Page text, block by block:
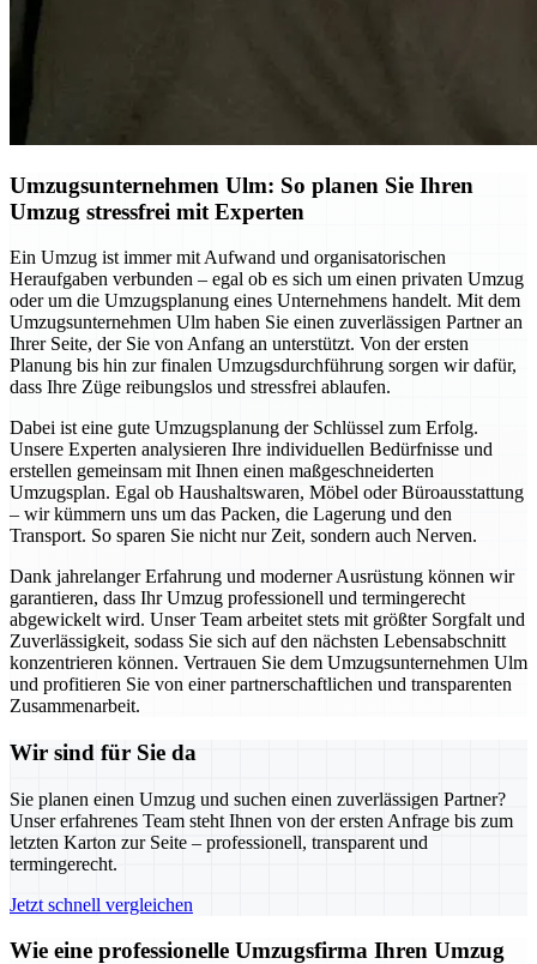
Umzugsunternehmen Ulm: So planen Sie Ihren
Umzug stressfrei mit Experten
Ein Umzug ist immer mit Aufwand und organisatorischen
Heraufgaben verbunden – egal ob es sich um einen privaten Umzug
oder um die Umzugsplanung eines Unternehmens handelt. Mit dem
Umzugsunternehmen Ulm haben Sie einen zuverlässigen Partner an
Ihrer Seite, der Sie von Anfang an unterstützt. Von der ersten
Planung bis hin zur finalen Umzugsdurchführung sorgen wir dafür,
dass Ihre Züge reibungslos und stressfrei ablaufen.
Dabei ist eine gute Umzugsplanung der Schlüssel zum Erfolg.
Unsere Experten analysieren Ihre individuellen Bedürfnisse und
erstellen gemeinsam mit Ihnen einen maßgeschneiderten
Umzugsplan. Egal ob Haushaltswaren, Möbel oder Büroausstattung
– wir kümmern uns um das Packen, die Lagerung und den
Transport. So sparen Sie nicht nur Zeit, sondern auch Nerven.
Dank jahrelanger Erfahrung und moderner Ausrüstung können wir
garantieren, dass Ihr Umzug professionell und termingerecht
abgewickelt wird. Unser Team arbeitet stets mit größter Sorgfalt und
Zuverlässigkeit, sodass Sie sich auf den nächsten Lebensabschnitt
konzentrieren können. Vertrauen Sie dem Umzugsunternehmen Ulm
und profitieren Sie von einer partnerschaftlichen und transparenten
Zusammenarbeit.
Wir sind für Sie da
Sie planen einen Umzug und suchen einen zuverlässigen Partner?
Unser erfahrenes Team steht Ihnen von der ersten Anfrage bis zum
letzten Karton zur Seite – professionell, transparent und
termingerecht.
Jetzt schnell vergleichen
Wie eine professionelle Umzugsfirma Ihren Umzug